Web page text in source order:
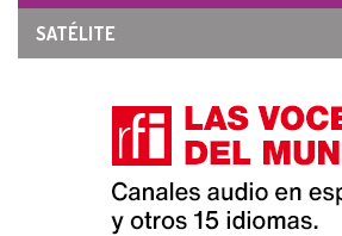
SATÉLITE